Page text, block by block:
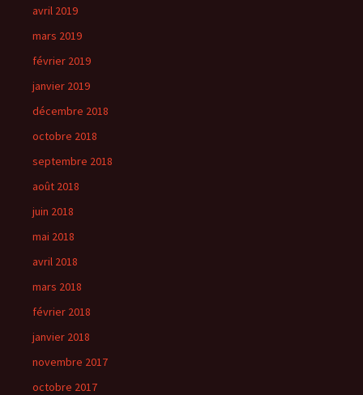
avril 2019
mars 2019
février 2019
janvier 2019
décembre 2018
octobre 2018
septembre 2018
août 2018
juin 2018
mai 2018
avril 2018
mars 2018
février 2018
janvier 2018
novembre 2017
octobre 2017